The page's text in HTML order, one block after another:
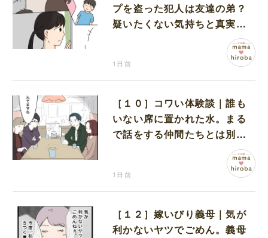
プを盗った犯人は友達の弟？
疑いたくない気持ちと真実の
1日前
［１０］コワい体験談｜誰も
いない席に置かれた水。まる
で話をする仲間たちとは別に
1日前
［１２］嫁いびり義母｜気が
利かないヤツでごめん。義母